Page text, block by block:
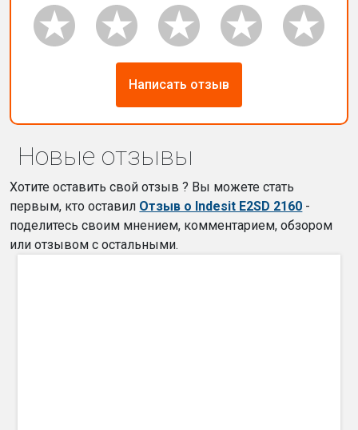
Написать отзыв
Новые отзывы
Хотите оставить свой отзыв ? Вы можете стать
первым, кто оставил Отзыв о Indesit E2SD 2160 -
поделитесь своим мнением, комментарием, обзором
или отзывом с остальными.